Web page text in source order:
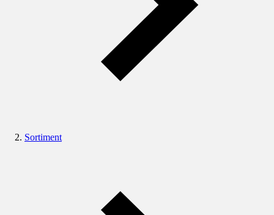
Sortiment